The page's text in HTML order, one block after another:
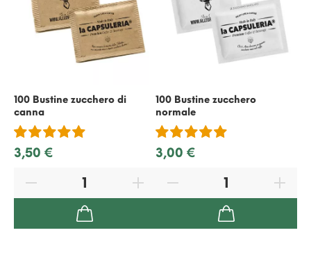
100 Bustine zucchero di
canna
3,50 €
100 Bustine zucchero
normale
3,00 €